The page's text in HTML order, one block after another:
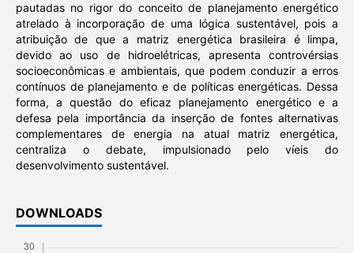
pautadas no rigor do conceito de planejamento energético
atrelado à incorporação de uma lógica sustentável, pois a
atribuição de que a matriz energética brasileira é limpa,
devido ao uso de hidroelétricas, apresenta controvérsias
socioeconômicas e ambientais, que podem conduzir a erros
contínuos de planejamento e de políticas energéticas. Dessa
forma, a questão do eficaz planejamento energético e a
defesa pela importância da inserção de fontes alternativas
complementares de energia na atual matriz energética,
centraliza o debate, impulsionado pelo víeis do
desenvolvimento sustentável.
DOWNLOADS